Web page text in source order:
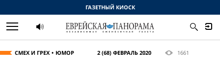
СМЕХ И ГРЕХ ЮМОР 2 (68) ФЕВРАЛЬ 2020 1661
ГАЗЕТНЫЙ КИОСК